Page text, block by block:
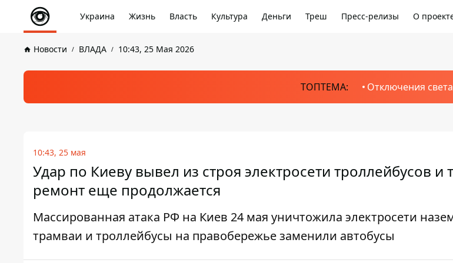
Украина Жизнь Власть Культура Деньги Треш Пресс-релизы О
Новости ВЛАДА 10:43, 25 Мая 2026
ТОПТЕМА: Отключения
10:43, 25 мая
Удар по Киеву вывел из строя электросети троллейбусов и
ремонт еще продолжается
Массированная атака РФ на Киев 24 мая уничтожила электросети
трамваи и троллейбусы на правобережье заменили автобусы